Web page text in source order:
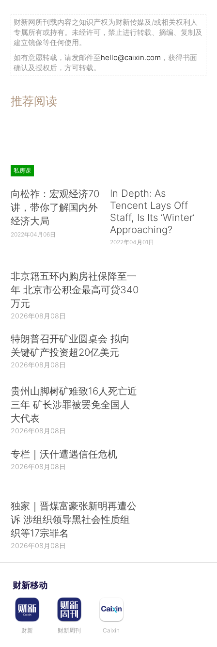
财新网所刊载内容之知识产权为财新传媒及/或相关权利人
专属所有或持有。未经许可，禁止进行转载、摘编、复制及
建立镜像等任何使用。
如有意愿转载，请发邮件至hello@caixin.com ，获得书面
确认及授权后，方可转载。
推荐阅读
私房课
向松祚：宏观经济70
讲，带你了解国内外
经济大局
2022年04月06日
In Depth: As
Tencent Lays Off
Staff, Is Its ‘Winter’
Approaching?
2022年04月01日
非京籍五环内购房社保降至一
年 北京市公积金最高可贷340
万元
2026年08月08日
特朗普召开矿业圆桌会 拟向
关键矿产投资超20亿美元
2026年08月08日
贵州山脚树矿难致16人死亡近
三年 矿长涉罪被罢免全国人
大代表
2026年08月08日
专栏｜沃什遭遇信任危机
2026年08月08日
独家｜晋煤富豪张新明再遭公
诉 涉组织领导黑社会性质组
织等17宗罪名
2026年08月08日
财新移动
财新 财新周刊 Caixin